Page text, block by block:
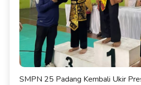
SMPN 25 Padang Kembali Ukir